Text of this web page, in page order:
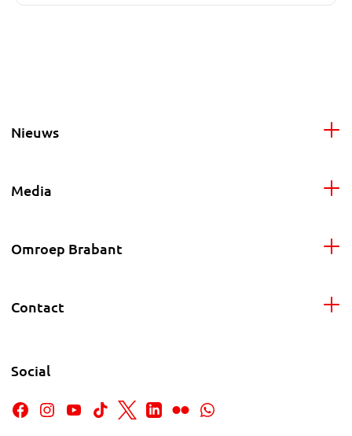
Nieuws
Media
Omroep Brabant
Contact
Social